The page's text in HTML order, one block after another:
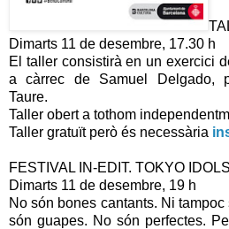
Dimarts 11 de desembre, 17.30 h
El taller consistirà en un exercici
a càrrec de Samuel Delgado,
Taure.
Taller obert a tothom
Taller gratuït però és necessària
FESTIVAL IN-EDIT. TOKYO IDOLS
Dimarts 11 de desembre, 19 h
No són bones cantants. Ni
són guapes. No són perfectes.